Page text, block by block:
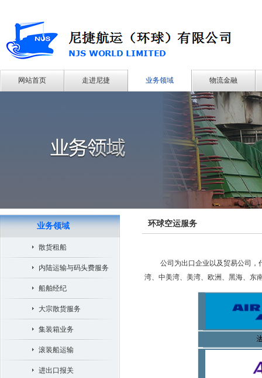
网站首页 走进尼捷 业务领域 物流金融
业务领域
散货租船
内陆运输与码头费服务
船舶经纪
大宗散货服务
集装箱业务
滚装船运输
进出口报关
环球空运服务
公司为出口企业以及贸易公司，
湾、中美湾、美湾、欧洲、黑海、东